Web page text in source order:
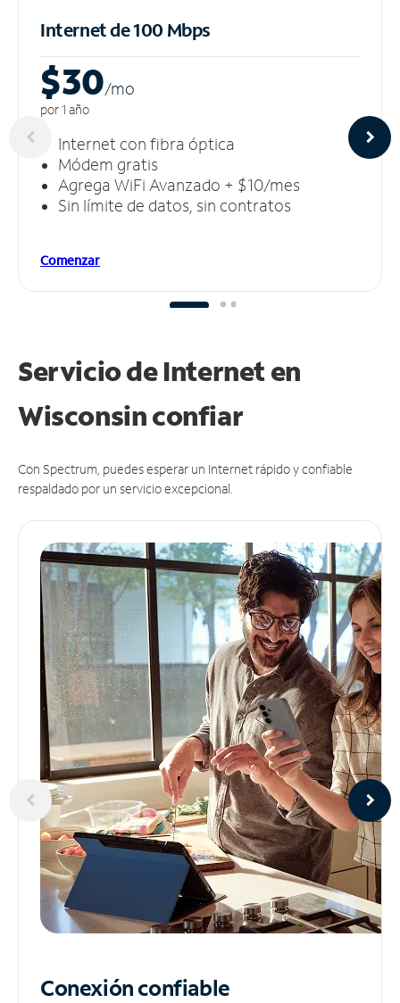
Internet de 100 Mbps
$30/mo
por 1 año
Internet con fibra óptica
Módem gratis
Agrega WiFi Avanzado + $10/mes
Sin límite de datos, sin contratos
Comenzar
Servicio de Internet en
Wisconsinconfiar
Con Spectrum, puedes esperar un Internet rápido y confiable
respaldado por un servicio excepcional.
Conexión confiable